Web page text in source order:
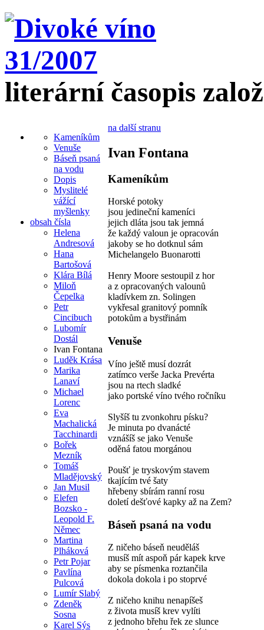
literární časopis
Kameníkům
Venuše
Báseň psaná
na vodu
Dopis
Myslitelé
vážící
myšlenky
obsah čísla
Helena
Andresová
Hana
Bartošová
Klára Bílá
Miloň
Čepelka
Petr
Cincibuch
Lubomír
Dostál
Ivan Fontana
Luděk Krása
Marika
Lanaví
Michael
Lorenc
Eva
Machalická
Tacchinardi
Bořek
Mezník
Tomáš
Mladějovský
Jan Musil
Elefen
Bozsko -
Leopold F.
Němec
Martina
Plháková
Petr Pojar
Pavlína
Pulcová
Lumír Slabý
Zdeněk
Sosna
Karel Sýs
na další stranu
Ivan Fontana
Kameníkům
Horské potoky
jsou jedineční kameníci
jejich dláta jsou tak jemná
že každý valoun je opracován
jakoby se ho dotknul sám
Michelangelo Buonarotti
Henry Moore sestoupil z hor
a z opracovaných valounů
kladívkem zn. Solingen
vykřesal granitový pomník
potokům a bystřinám
Venuše
Víno ještě musí dozrát
zatímco verše Jacka Prevérta
jsou na rtech sladké
jako portské víno tvého ročníku
Slyšíš tu zvonkohru písku?
Je minuta po dvanácté
vznášíš se jako Venuše
oděná fatou morgánou
Poušť je tryskovým stavem
tkajícím tvé šaty
hřebeny sbírám ranní rosu
doletí dešťové kapky až na Zem?
Báseň psaná na vodu
Z ničeho báseň neuděláš
musíš mít aspoň pár kapek krve
aby se písmenka roztančila
dokola dokola i po stoprvé
Z ničeho knihu nenapíšeš
z života musíš krev vylíti
z jednoho břehu řek ze slunce